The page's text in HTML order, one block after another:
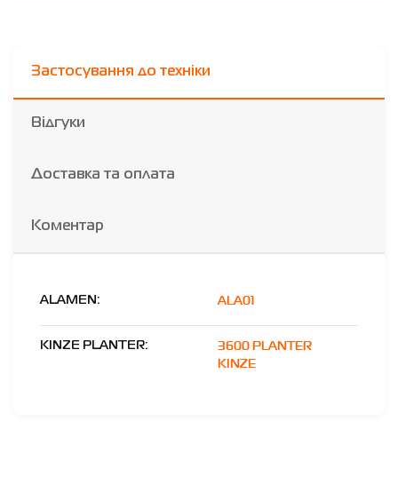
Застосування до техніки
Відгуки
Доставка та оплата
Коментар
ALAMEN: ALA01
KINZE PLANTER:
3600 PLANTER
KINZE